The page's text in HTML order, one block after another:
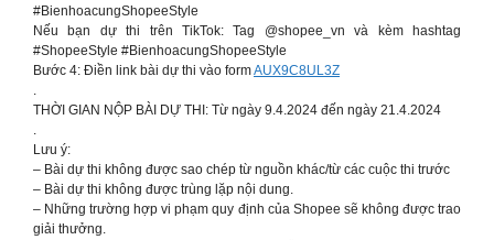
#BienhoacungShopeeStyle
Nếu bạn dự thi trên TikTok: Tag @shopee_vn và kèm hashtag
#ShopeeStyle #BienhoacungShopeeStyle
Bước 4: Điền link bài dự thi vào formAUX9C8UL3Z
.
THỜI GIAN NỘP BÀI DỰ THI: Từ ngày 9.4.2024 đến ngày 21.4.2024
.
Lưu ý:
– Bài dự thi không được sao chép từ nguồn khác/từ các cuộc thi trước
– Bài dự thi không được trùng lặp nội dung.
– Những trường hợp vi phạm quy định của Shopee sẽ không được trao
giải thưởng.